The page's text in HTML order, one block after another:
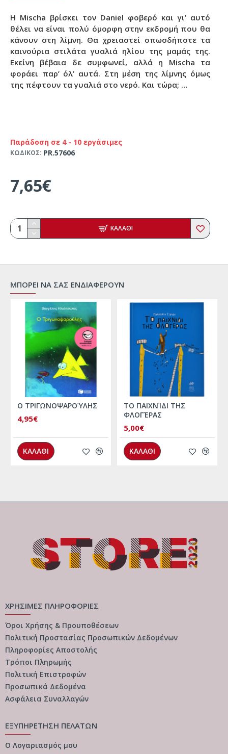
Η Mischa βρίσκει τον Daniel φοβερό και γι’ αυτό
θέλει να είναι πολύ όμορφη στην εκδρομή που θα
κάνουν στη λίμνη. Θα χρειαστεί οπωσδήποτε τα
καινούρια στιλάτα γυαλιά ηλίου της μαμάς της.
Εκείνη βέβαια δε συμφωνεί, αλλά η Mischa τα
φοράει παρ’ όλ’ αυτά. Στη μέση της λίμνης όμως
της πέφτουν τα γυαλιά στο νερό. Και τώρα; …
7,65€
Παράδοση σε 4 - 10 εργάσιμες
ΚΩΔΙΚΟΣ: PR.57606
ΚΑΛΑΘΙ
ΜΠΟΡΕΙ ΝΑ ΣΑΣ ΕΝΔΙΑΦΕΡΟΥΝ
Ο ΤΡΙΓΩΝΟΨΑΡΟΎΛΗΣ
4,95€
ΚΑΛΑΘΙ
ΤΟ ΠΑΙΧΝΊΔΙ ΤΗΣ
ΦΛΟΓΈΡΑΣ
5,00€
ΚΑΛΑΘΙ
ΧΡΗΣΙΜΕΣ ΠΛΗΡΟΦΟΡΙΕΣ
Όροι Χρήσης & Προυποθέσεων
Πολιτική Προστασίας Προσωπικών Δεδομένων
Πληροφορίες Αποστολής
Τρόποι Πληρωμής
Πολιτική Επιστροφών
Προσωπικά Δεδομένα
Ασφάλεια Συναλλαγών
ΕΞΥΠΗΡΕΤΗΣΗ ΠΕΛΑΤΩΝ
Ο Λογαριασμός μου